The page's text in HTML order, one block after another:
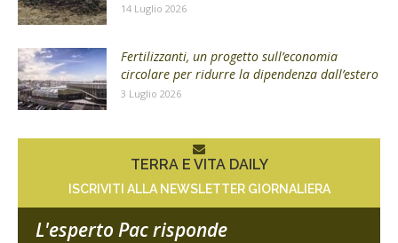
14 Luglio 2026
Fertilizzanti, un progetto sull’economia
circolare per ridurre la dipendenza dall’estero
3 Luglio 2026
TERRA E VITA DAILY
ISCRIVITI ALLA NEWSLETTER GIORNALIERA
L'esperto Pac risponde